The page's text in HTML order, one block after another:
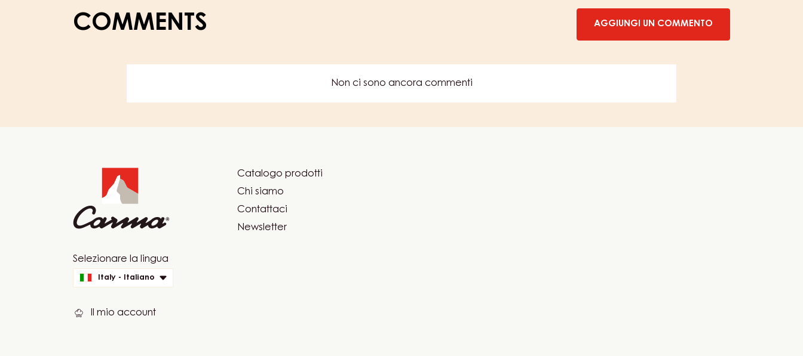
COMMENTS AGGIUNGI UN COMMENTO
Non ci sono ancora commenti
Website
quick
Selezionare la lingua
Italy - Italiano
Il mio account
Footer
Carma
Catalogo prodotti
Chi siamo
Contattaci
Newsletter